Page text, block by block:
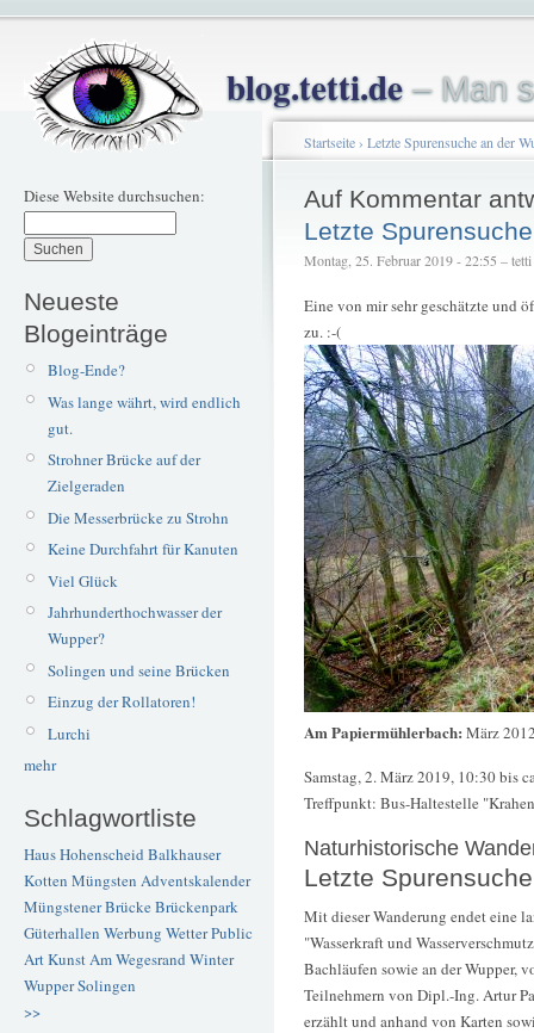
blog.tetti.de– Man
Diese Website durchsuchen:
Neueste
Blogeinträge
Blog-Ende?
Was lange währt, wird endlich
gut.
Strohner Brücke auf der
Zielgeraden
Die Messerbrücke zu Strohn
Keine Durchfahrt für Kanuten
Viel Glück
Jahrhunderthochwasser der
Wupper?
Solingen und seine Brücken
Einzug der Rollatoren!
Lurchi
mehr
Schlagwortliste
Haus Hohenscheid Balkhauser
Kotten Müngsten Adventskalender
Müngstener BrückeBrückenpark
Güterhallen Werbung WetterPublic
ArtKunstAm Wegesrand Winter
WupperSolingen
>>
Startseite› Letzte Spurensuche an der
Auf Kommentar
Letzte
Montag, 25. Februar 2019 - 22:55 – tetti
Eine von mir sehr geschätzte und
zu. :-(
Am Papiermühlerbach: März
Samstag, 2. März 2019, 10:30 bis
Treffpunkt: Bus-Haltestelle
Naturhistorische
Letzte
Mit dieser Wanderung endet eine
"Wasserkraft und
Bachläufen sowie an der Wupper,
Teilnehmern von Dipl.-Ing. Artur
erzählt und anhand von Karten